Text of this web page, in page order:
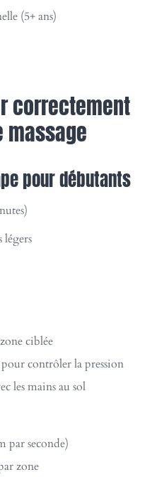
(5+ ans)
correctement
massage
pour débutants
ciblée
contrôler la pression
les mains au sol
par seconde)
zone